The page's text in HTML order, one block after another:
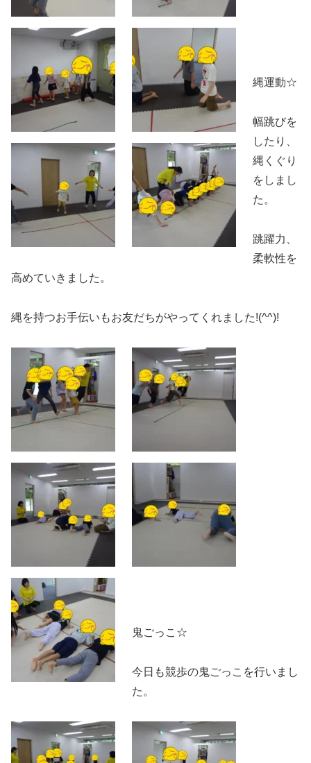
縄運動☆
幅跳びを
したり、
縄くぐり
をしまし
た。
跳躍力、
柔軟性を
高めていきました。
縄を持つお手伝いもお友だちがやってくれました!(^^)!
鬼ごっこ☆
今日も競歩の鬼ごっこを行いまし
た。